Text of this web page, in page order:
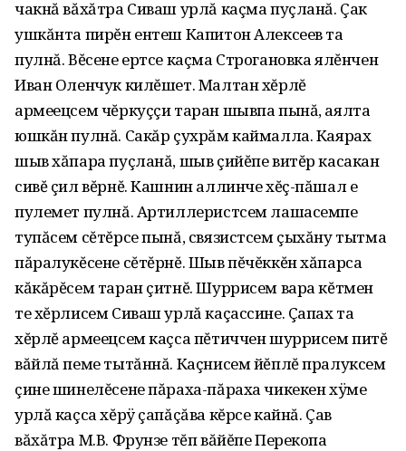
чакнă вăхăтра Сиваш урлă каçма пуçланă. Çак
ушкăнта пирĕн ентеш Капитон Алексеев та
пулнă. Вĕсене ертсе каçма Строгановка ялĕнчен
Иван Оленчук килĕшет. Малтан хĕрлĕ
армеецсем чĕркуççи таран шывпа пынă, аялта
юшкăн пулнă. Сакăр çухрăм каймалла. Каярах
шыв хăпара пуçланă, шыв çийĕпе витĕр касакан
сивĕ çил вĕрнĕ. Кашнин аллинче хĕç-пăшал е
пулемет пулнă. Артиллеристсем лашасемпе
тупăсем сĕтĕрсе пынă, связистсем çыхăну тытма
пăралукĕсене сĕтĕрнĕ. Шыв пĕчĕккĕн хăпарса
кăкăрĕсем таран çитнĕ. Шуррисем вара кĕтмен
те хĕрлисем Сиваш урлă каçассине. Çапах та
хĕрлĕ армеецсем каçса пĕтиччен шуррисем питĕ
вăйлă пеме тытăннă. Каçнисем йĕплĕ пралуксем
çине шинелĕсене пăраха-пăраха чикекен хÿме
урлă каçса хĕрÿ çапăçăва кĕрсе кайнă. Çав
вăхăтра М.В. Фрунзе тĕп вăйĕпе Перекопа